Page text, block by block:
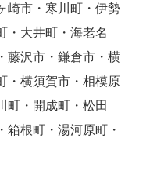
崎市・寒川町・伊勢
・大井町・海老名
藤沢市・鎌倉市・横
・横須賀市・相模原
町・開成町・松田
箱根町・湯河原町・